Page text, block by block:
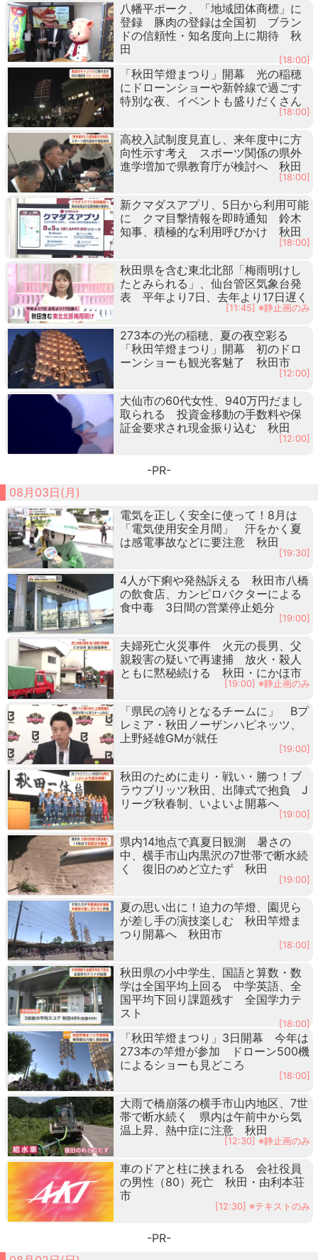
八幡平ポーク、「地域団体商標」に
登録 豚肉の登録は全国初 ブラン
ドの信頼性・知名度向上に期待 秋
田
[18:00]
「秋田竿燈まつり」開幕 光の稲穂
にドローンショーや新幹線で過ごす
特別な夜、イベントも盛りだくさん
[18:00]
高校入試制度見直し、来年度中に方
向性示す考え スポーツ関係の県外
進学増加で県教育庁が検討へ 秋田
[18:00]
新クマダスアプリ、5日から利用可能
に クマ目撃情報を即時通知 鈴木
知事、積極的な利用呼びかけ 秋田
[18:00]
秋田県を含む東北北部「梅雨明けし
たとみられる」、仙台管区気象台発
表 平年より7日、去年より17日遅く
[11:45] ※静止画のみ
273本の光の稲穂、夏の夜空彩る
「秋田竿燈まつり」開幕 初のドロ
ーンショーも観光客魅了 秋田市
[12:00]
大仙市の60代女性、940万円だまし
取られる 投資金移動の手数料や保
証金要求され現金振り込む 秋田
[12:00]
-PR-
08月03日(月)
電気を正しく安全に使って！8月は
「電気使用安全月間」 汗をかく夏
は感電事故などに要注意 秋田
[19:30]
4人が下痢や発熱訴える 秋田市八橋
の飲食店、カンピロバクターによる
食中毒 3日間の営業停止処分
[19:00]
夫婦死亡火災事件 火元の長男、父
親殺害の疑いで再逮捕 放火・殺人
ともに黙秘続ける 秋田・にかほ市
[19:00] ※静止画のみ
「県民の誇りとなるチームに」 Bプ
レミア・秋田ノーザンハピネッツ、
上野経雄GMが就任
[19:00]
秋田のために走り・戦い・勝つ！ブ
ラウブリッツ秋田、出陣式で抱負 J
リーグ秋春制、いよいよ開幕へ
[19:00]
県内14地点で真夏日観測 暑さの
中、横手市山内黒沢の7世帯で断水続
く 復旧のめど立たず 秋田
[19:00]
夏の思い出に！迫力の竿燈、園児ら
が差し手の演技楽しむ 秋田竿燈ま
つり開幕へ 秋田市
[18:00]
秋田県の小中学生、国語と算数・数
学は全国平均上回る 中学英語、全
国平均下回り課題残す 全国学力テ
スト
[18:00]
「秋田竿燈まつり」3日開幕 今年は
273本の竿燈が参加 ドローン500機
によるショーも見どころ
[18:00]
大雨で橋崩落の横手市山内地区、7世
帯で断水続く 県内は午前中から気
温上昇、熱中症に注意 秋田
[12:30] ※静止画のみ
車のドアと柱に挟まれる 会社役員
の男性（80）死亡 秋田・由利本荘
市
[12:30] ※テキストのみ
-PR-